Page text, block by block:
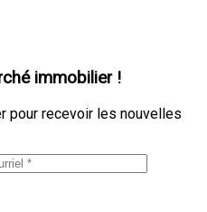
immobilier !
pour recevoir les nouvelles